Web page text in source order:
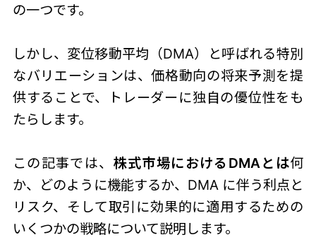
の一つです。
しかし、変位移動平均（DMA）と呼ばれる特別
なバリエーションは、価格動向の将来予測を提
供することで、トレーダーに独自の優位性をも
たらします。
この記事では、 株式市場におけるDMAとは何
か、どのように機能するか、DMA に伴う利点と
リスク、そして取引に効果的に適用するための
いくつかの戦略について説明します。